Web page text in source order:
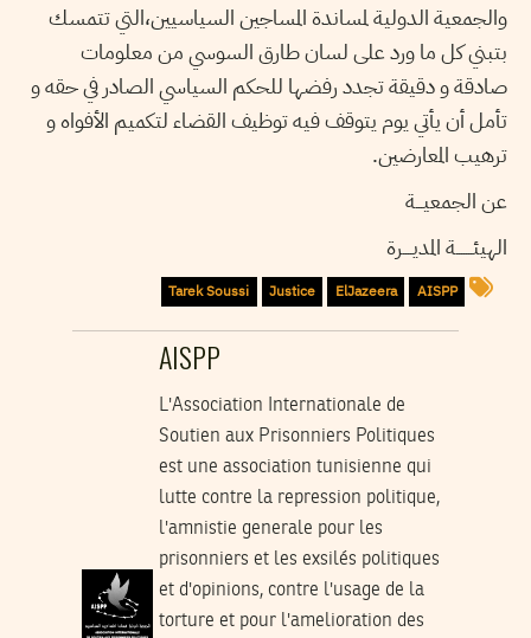
والجمعية الدولية لمساندة المساجين السياسيين،التي تتمسك
بتبني كل ما ورد على لسان طارق السوسي من معلومات
صادقة و دقيقة تجدد رفضها للحكم السياسي الصادر في حقه و
تأمل أن يأتي يوم يتوقف فيه توظيف القضاء لتكميم الأفواه و
ترهيب المعارضين.
عن الجمعيـــة
الهيئـــــــة المديــــرة
AISPP
ElJazeera
Justice
Tarek Soussi
AISPP
L'Association Internationale de
Soutien aux Prisonniers Politiques
est une association tunisienne qui
lutte contre la repression politique,
l'amnistie generale pour les
prisonniers et les exsilés politiques
et d'opinions, contre l'usage de la
torture et pour l'amelioration des